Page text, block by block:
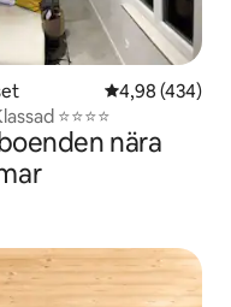
4,98 av 5 i
4,98 (434)
lägenhet🪴 med terrass. Klassad ⭐️⭐️⭐️⭐️
nära